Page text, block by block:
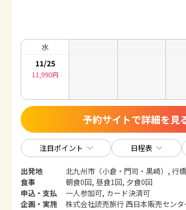
水
11/25
11,990円
予約サイトで詳細を見
注目ポイント 日程表
出発地
北九州市（小倉・門司・黒崎）, 行
食事
朝食0回, 昼食1回, 夕食0回
申込・支払
一人参加可, カード決済可
企画・実施
株式会社読売旅行 西日本販売センタ